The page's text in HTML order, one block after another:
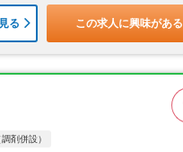
る この求人に興味がある
剤併設）